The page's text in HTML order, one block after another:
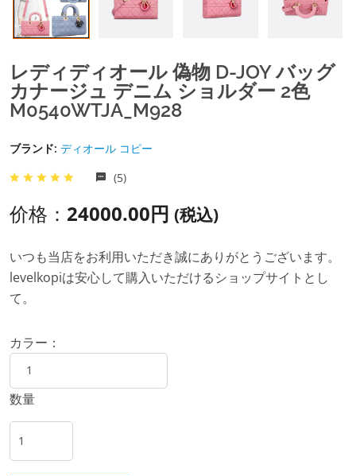
レディディオール 偽物 D-JOY バッグ
カナージュ デニム ショルダー 2色
M0540WTJA_M928
ブランド: ディオール コピー
(5)
价格： 24000.00円 (税込)
いつも当店をお利用いただき誠にありがとうございます。
levelkopiは安心して購入いただけるショップサイトとし
て。
カラー：
数量